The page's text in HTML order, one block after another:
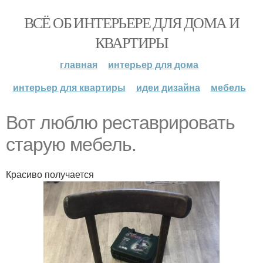
ВСЁ ОБ ИНТЕРЬЕРЕ ДЛЯ ДОМА И
КВАРТИРЫ
главная
интерьер для дома
интерьер для квартиры
идеи дизайна мебель
Вот люблю реставрировать
старую мебель.
Красиво получается